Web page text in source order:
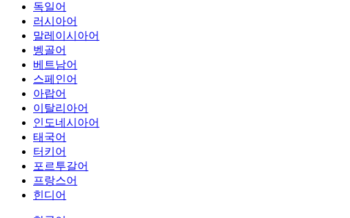
독일어
러시아어
말레이시아어
벵골어
베트남어
스페인어
아랍어
이탈리아어
인도네시아어
태국어
터키어
포르투갈어
프랑스어
힌디어